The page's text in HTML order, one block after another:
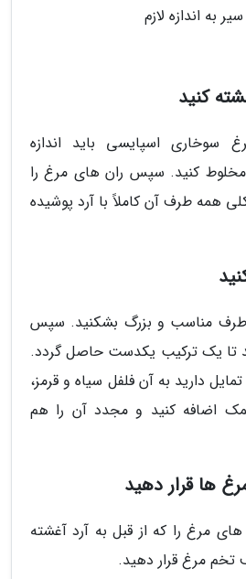
به اندازه لازم
کنید
سوخاری اسپایسی باید اندازه
مخلوط کنید. سپس ران های مرغ را
همه طرف آن کاملاً با آرد پوشیده
طرف مناسب و بزرگ بشکنید. سپس
تا یک ترکیب یکدست حاصل گردد.
دارید به آن فلفل سیاه و قرمز،
اضافه کنید و مجدد آن را هم
ها قرار دهید
مرغ را که از قبل به آرد آغشته
تخم مرغ قرار دهید.